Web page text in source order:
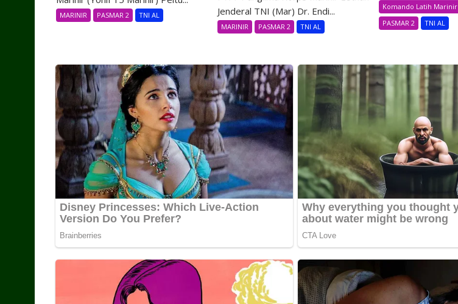
MARINIR PASMAR 2 TNI AL
Jenderal TNI (Mar) Dr. Endi...
MARINIR PASMAR 2 TNI AL
Komando Latih Marinir
PASMAR 2
TNI AL